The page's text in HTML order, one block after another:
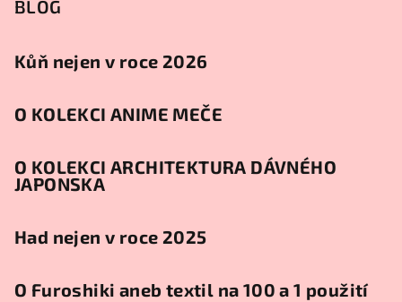
BLOG
Kůň nejen v roce 2026
O KOLEKCI ANIME MEČE
O KOLEKCI ARCHITEKTURA DÁVNÉHO
JAPONSKA
Had nejen v roce 2025
O Furoshiki aneb textil na 100 a 1 použití